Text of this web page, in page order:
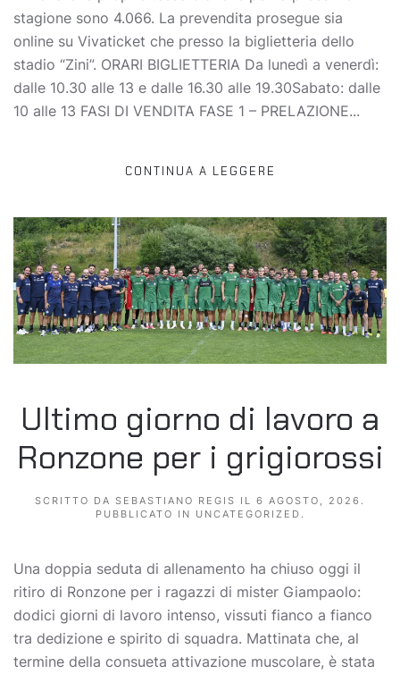
stagione sono 4.066. La prevendita prosegue sia
online su Vivaticket che presso la biglietteria dello
stadio “Zini”. ORARI BIGLIETTERIA Da lunedì a venerdì:
dalle 10.30 alle 13 e dalle 16.30 alle 19.30Sabato: dalle
10 alle 13 FASI DI VENDITA FASE 1 – PRELAZIONE...
CONTINUA A LEGGERE
Ultimo giorno di lavoro a
Ronzone per i grigiorossi
SCRITTO DA SEBASTIANO REGIS IL 6 AGOSTO, 2026 .
PUBBLICATO IN UNCATEGORIZED .
Una doppia seduta di allenamento ha chiuso oggi il
ritiro di Ronzone per i ragazzi di mister Giampaolo:
dodici giorni di lavoro intenso, vissuti fianco a fianco
tra dedizione e spirito di squadra. Mattinata che, al
termine della consueta attivazione muscolare, è stata